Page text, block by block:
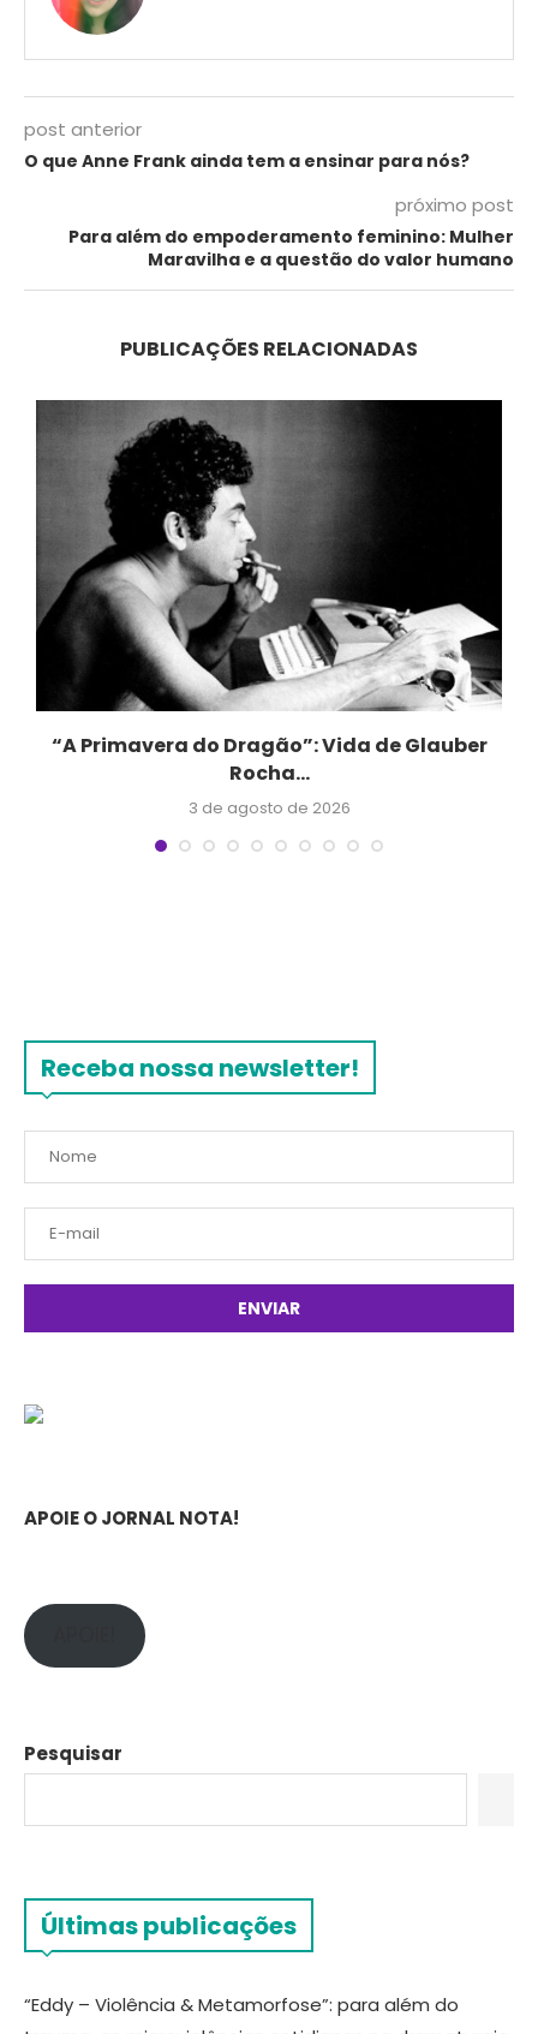
post anterior
O que Anne Frank ainda tem a ensinar para nós?
próximo post
Para além do empoderamento feminino: Mulher
Maravilha e a questão do valor humano
PUBLICAÇÕES RELACIONADAS
“A Primavera do Dragão”: Vida de Glauber
Rocha...
3 de agosto de 2026
Receba nossa newsletter!
APOIE O JORNAL NOTA!
Pesquisar
Últimas publicações
“Eddy – Violência & Metamorfose”: para além do